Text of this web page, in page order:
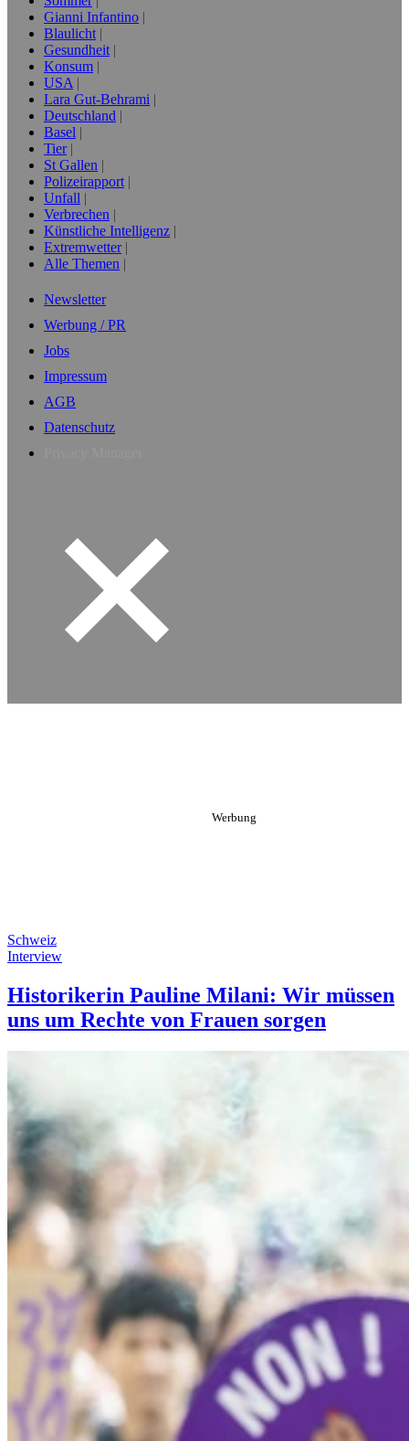
Gianni Infantino
Blaulicht
Gesundheit
Konsum
USA
Lara Gut-Behrami
Deutschland
Basel
Tier
St Gallen
Polizeirapport
Unfall
Verbrechen
Künstliche Intelligenz
Extremwetter
Alle Themen
Newsletter
Werbung / PR
Jobs
Impressum
AGB
Datenschutz
Schweiz
Interview
Historikerin Pauline Milani: Wir müssen
uns um Rechte von Frauen sorgen